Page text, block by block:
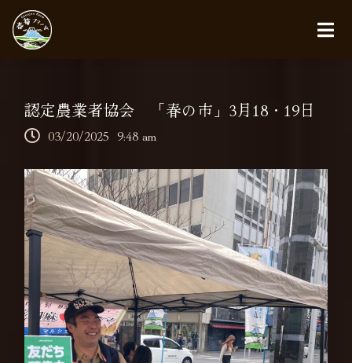
認定農業者協会 「春の市」3月18・19日
03/20/2025 9:48 am